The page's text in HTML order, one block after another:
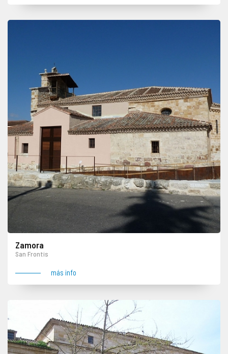
Zamora
San Frontis
más info